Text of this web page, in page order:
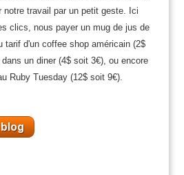
notre travail par un petit geste. Ici
clics, nous payer un mug de jus de
tarif d'un coffee shop américain (2$
un diner (4$ soit 3€), ou encore
Ruby Tuesday (12$ soit 9€).